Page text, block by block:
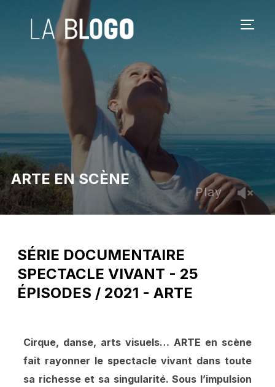
ARTE EN SCÈNE
Play
SÉRIE DOCUMENTAIRE
SPECTACLE VIVANT - 25
ÉPISODES / 2021 - ARTE
Cirque, danse, arts visuels… ARTE en scène
fait rayonner le spectacle vivant dans toute
sa richesse et sa singularité. Sous l’impulsion